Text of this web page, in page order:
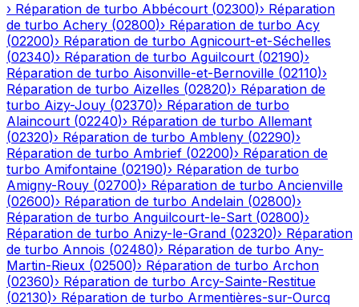
› Réparation de turbo Abbécourt (02300)› Réparation
de turbo Achery (02800)› Réparation de turbo Acy
(02200)› Réparation de turbo Agnicourt-et-Séchelles
(02340)› Réparation de turbo Aguilcourt (02190)›
Réparation de turbo Aisonville-et-Bernoville (02110)›
Réparation de turbo Aizelles (02820)› Réparation de
turbo Aizy-Jouy (02370)› Réparation de turbo
Alaincourt (02240)› Réparation de turbo Allemant
(02320)› Réparation de turbo Ambleny (02290)›
Réparation de turbo Ambrief (02200)› Réparation de
turbo Amifontaine (02190)› Réparation de turbo
Amigny-Rouy (02700)› Réparation de turbo Ancienville
(02600)› Réparation de turbo Andelain (02800)›
Réparation de turbo Anguilcourt-le-Sart (02800)›
Réparation de turbo Anizy-le-Grand (02320)› Réparation
de turbo Annois (02480)› Réparation de turbo Any-
Martin-Rieux (02500)› Réparation de turbo Archon
(02360)› Réparation de turbo Arcy-Sainte-Restitue
(02130)› Réparation de turbo Armentières-sur-Ourcq